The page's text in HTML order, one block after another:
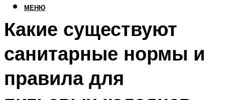
МЕНЮ
Какие существуют
санитарные нормы и
правила для